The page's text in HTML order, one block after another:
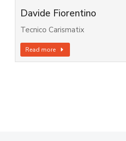
Davide Fiorentino
Tecnico Carismatix
Read more